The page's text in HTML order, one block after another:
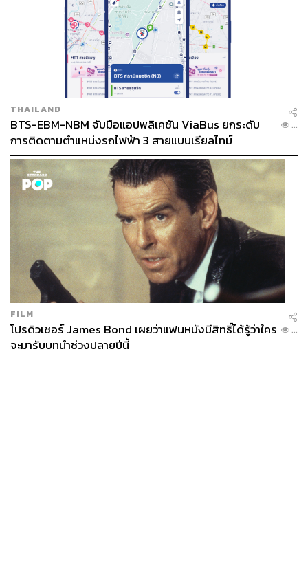
THAILAND
BTS-EBM-NBM จับมือแอปพลิเคชัน ViaBus ยกระดับ
การติดตามตำแหน่งรถไฟฟ้า 3 สายแบบเรียลไทม์
...
FILM
โปรดิวเซอร์ James Bond เผยว่าแฟนหนังมีสิทธิ์ได้รู้ว่าใคร
จะมารับบทนำช่วงปลายปีนี้
...